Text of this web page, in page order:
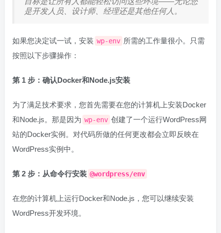
是开发人员、设计师、经理还是其他任何人。
如果您决定试一试，安装 wp-env 所需的工作量很小。只需
按照以下步骤操作：
第 1 步：确认Docker和Node.js安装
为了满足技术要求，您首先需要在您的计算机上安装Docker
和Node.js。那是因为 wp-env 创建了一个运行WordPress网
站的Docker实例。对代码所做的任何更改都会立即反映在
WordPress实例中。
第 2 步：从命令行安装 @wordpress/env
在您的计算机上运行Docker和Node.js，您可以继续安装
WordPress开发环境。